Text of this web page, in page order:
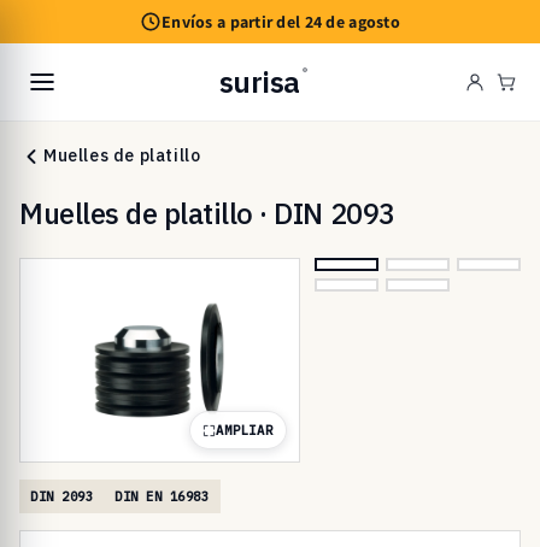
al contenido
Envíos a partir del 24 de agosto
surisa ®
Muelles de platillo
Muelles de platillo · DIN 2093
AMPLIAR
DIN 2093 DIN EN 16983